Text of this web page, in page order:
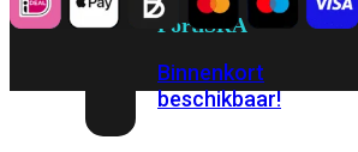
FortiSRA
Binnenkort
beschikbaar!